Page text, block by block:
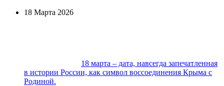
18 Марта 2026
18 марта – дата, навсегда запечатленная
в истории России, как символ воссоединения Крыма с
Родиной.